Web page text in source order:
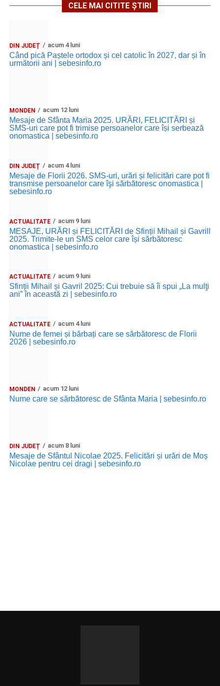
CELE MAI CITITE ȘTIRI
DIN JUDEȚ acum 4 luni
Când pică Paștele ortodox și cel catolic în 2027, dar și în
următorii ani | sebesinfo.ro
MONDEN acum 12 luni
Mesaje de Sfânta Maria 2025. URĂRI, FELICITĂRI și
SMS-uri care pot fi trimise persoanelor care își serbează
onomastica | sebesinfo.ro
DIN JUDEȚ acum 4 luni
Mesaje de Florii 2026. SMS-uri, urări și felicitări care pot fi
transmise persoanelor care îşi sărbătoresc onomastica |
sebesinfo.ro
ACTUALITATE acum 9 luni
MESAJE, URĂRI și FELICITĂRI de Sfinții Mihail și Gavrill
2025. Trimite-le un SMS celor care își sărbătoresc
onomastica | sebesinfo.ro
ACTUALITATE acum 9 luni
Sfinții Mihail și Gavril 2025: Cui trebuie să îi spui „La mulţi
ani” în această zi | sebesinfo.ro
ACTUALITATE acum 4 luni
Nume de femei și bărbați care se sărbătoresc de Florii
2026 | sebesinfo.ro
MONDEN acum 12 luni
Nume care se sărbătoresc de Sfânta Maria | sebesinfo.ro
DIN JUDEȚ acum 8 luni
Mesaje de Sfântul Nicolae 2025. Felicitări și urări de Moș
Nicolae pentru cei dragi | sebesinfo.ro